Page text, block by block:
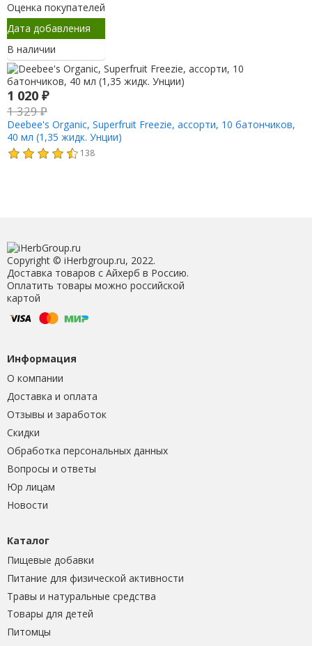
Оценка покупателей
Дата добавления
В наличии
1 020 ₽
1 329₽
Deebee's Organic, Superfruit Freezie, ассорти, 10 батончиков,
40 мл (1,35 жидк. Унции)
138
Copyright © iHerbgroup.ru, 2022.
Доставка товаров с Айхерб в Россию.
Оплатить товары можно российской
картой
Информация
О компании
Доставка и оплата
Отзывы и заработок
Скидки
Обработка персональных данных
Вопросы и ответы
Юр лицам
Новости
Каталог
Пищевые добавки
Питание для физической активности
Травы и натуральные средства
Товары для детей
Питомцы